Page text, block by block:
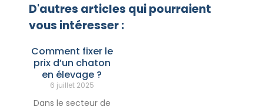
D'autres articles qui pourraient
vous intéresser :
Comment fixer le
prix d’un chaton
en élevage ?
6 juillet 2025
Dans le secteur de